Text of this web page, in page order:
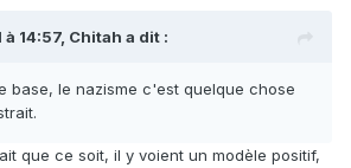
14:57, Chitah a dit :
base, le nazisme c'est quelque chose
que ce soit, il y voient un modèle positif,